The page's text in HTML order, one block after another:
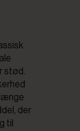
stød.
der
til